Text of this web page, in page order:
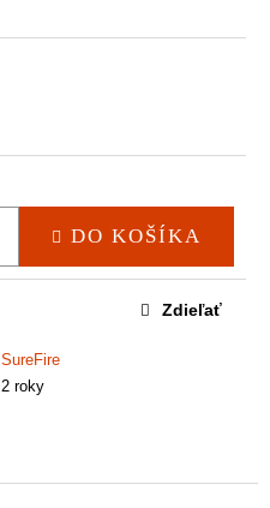
DO KOŠÍKA
SureFire
2 roky
Zdieľať